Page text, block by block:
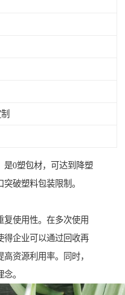
是0塑包材，可达到降塑
破塑料包装限制。
复使用性。在多次使用
得企业可以通过回收再
资源利用率。同时，
。